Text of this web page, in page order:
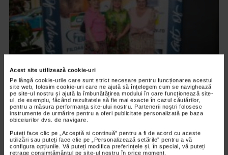
Acest site utilizează cookie-uri
Pe lângă cookie-urile care sunt strict necesare pentru funcționarea acestui
site web, folosim cookie-uri care ne ajută să înțelegem cum se navighează
pe site-ul nostru și ajută la îmbunătățirea modului în care funcționează site-
ul, de exemplu, făcând rezultatele să fie mai exacte în cazul căutărilor,
pentru a măsura performanța site-ului nostru. Partenerii noștri folosesc
instrumente de urmărire pentru a oferi publicitate personalizată pe baza
obiceiurilor dvs. de navigare.
Puteți face clic pe „Acceptă si continuă” pentru a fi de acord cu aceste
utilizări sau puteți face clic pe „Personalizează setările” pentru a vă
configura opțiunile. Vă puteți modifica preferințele și, în special, vă puteți
retrage consimțământul pe site-ul nostru în orice moment.
ARTELE SPECTACOLULUI
PREMIERA FILMULUI DARUL ARIPILOR
12.601 vizualizari
VIDEO